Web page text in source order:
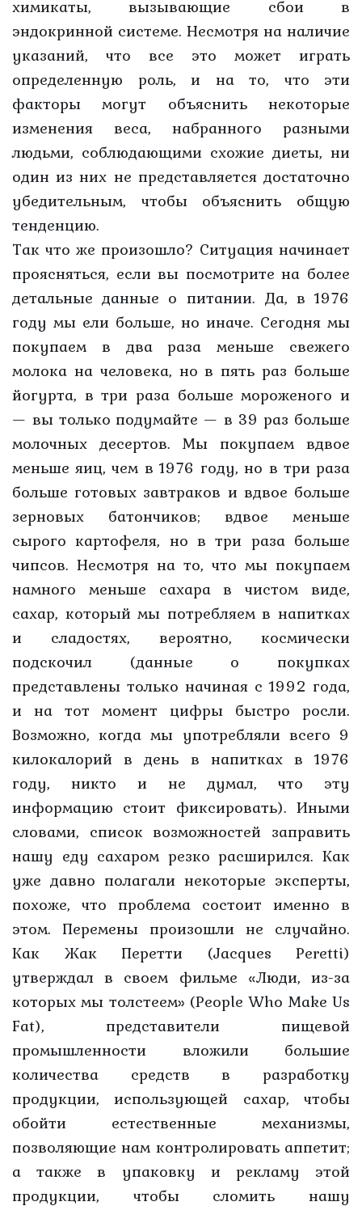
химикаты, вызывающие сбои в
эндокринной системе. Несмотря на наличие
указаний, что все это может играть
определенную роль, и на то, что эти
факторы могут объяснить некоторые
изменения веса, набранного разными
людьми, соблюдающими схожие диеты, ни
один из них не представляется достаточно
убедительным, чтобы объяснить общую
тенденцию.
Так что же произошло? Ситуация начинает
проясняться, если вы посмотрите на более
детальные данные о питании. Да, в 1976
году мы ели больше, но иначе. Сегодня мы
покупаем в два раза меньше свежего
молока на человека, но в пять раз больше
йогурта, в три раза больше мороженого и
— вы только подумайте — в 39 раз больше
молочных десертов. Мы покупаем вдвое
меньше яиц, чем в 1976 году, но в три раза
больше готовых завтраков и вдвое больше
зерновых батончиков; вдвое меньше
сырого картофеля, но в три раза больше
чипсов. Несмотря на то, что мы покупаем
намного меньше сахара в чистом виде,
сахар, который мы потребляем в напитках
и сладостях, вероятно, космически
подскочил (данные о покупках
представлены только начиная с 1992 года,
и на тот момент цифры быстро росли.
Возможно, когда мы употребляли всего 9
килокалорий в день в напитках в 1976
году, никто и не думал, что эту
информацию стоит фиксировать). Иными
словами, список возможностей заправить
нашу еду сахаром резко расширился. Как
уже давно полагали некоторые эксперты,
похоже, что проблема состоит именно в
этом. Перемены произошли не случайно.
Как Жак Перетти (Jacques Peretti)
утверждал в своем фильме «Люди, из-за
которых мы толстеем» (People Who Make Us
Fat), представители пищевой
промышленности вложили большие
количества средств в разработку
продукции, использующей сахар, чтобы
обойти естественные механизмы,
позволяющие нам контролировать аппетит;
а также в упаковку и рекламу этой
продукции, чтобы сломить нашу